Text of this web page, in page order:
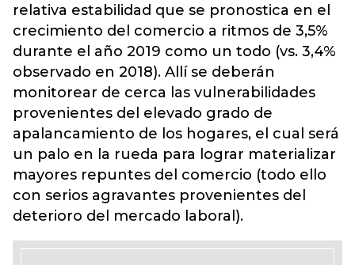
relativa estabilidad que se pronostica en el
crecimiento del comercio a ritmos de 3,5%
durante el año 2019 como un todo (vs. 3,4%
observado en 2018). Allí se deberán
monitorear de cerca las vulnerabilidades
provenientes del elevado grado de
apalancamiento de los hogares, el cual será
un palo en la rueda para lograr materializar
mayores repuntes del comercio (todo ello
con serios agravantes provenientes del
deterioro del mercado laboral).